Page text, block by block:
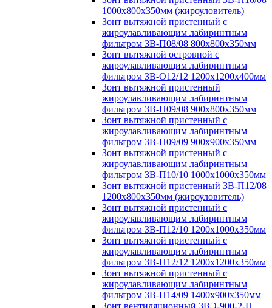
1000х800х350мм (жироуловитель)
Зонт вытяжной пристенный с
жироулавливающим лабиринтным
фильтром ЗВ-П08/08 800х800х350мм
Зонт вытяжной островной с
жироулавливающим лабиринтным
фильтром ЗВ-О12/12 1200х1200х400мм
Зонт вытяжной пристенный
жироулавливающим лабиринтным
фильтром ЗВ-П09/08 900х800х350мм
Зонт вытяжной пристенный с
жироулавливающим лабиринтным
фильтром ЗВ-П09/09 900х900х350мм
Зонт вытяжной пристенный с
жироулавливающим лабиринтным
фильтром ЗВ-П10/10 1000х1000х350мм
Зонт вытяжной пристенный ЗВ-П12/08
1200х800х350мм (жироуловитель)
Зонт вытяжной пристенный с
жироулавливающим лабиринтным
фильтром ЗВ-П12/10 1200х1000х350мм
Зонт вытяжной пристенный с
жироулавливающим лабиринтным
фильтром ЗВ-П12/12 1200х1200х350мм
Зонт вытяжной пристенный с
жироулавливающим лабиринтным
фильтром ЗВ-П14/09 1400х900х350мм
Зонт вентиляционный ЗВЭ-900-2-П